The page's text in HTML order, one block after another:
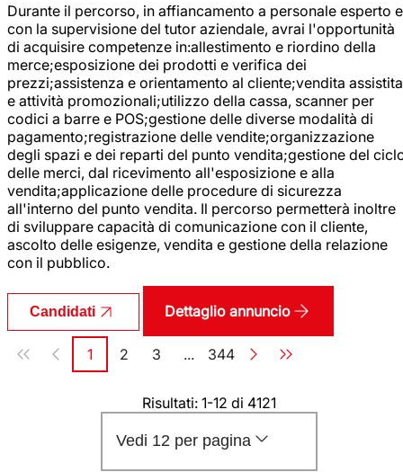
Durante il percorso, in affiancamento a personale esperto e
con la supervisione del tutor aziendale, avrai l'opportunità
di acquisire competenze in:allestimento e riordino della
merce;esposizione dei prodotti e verifica dei
prezzi;assistenza e orientamento al cliente;vendita assistita
e attività promozionali;utilizzo della cassa, scanner per
codici a barre e POS;gestione delle diverse modalità di
pagamento;registrazione delle vendite;organizzazione
degli spazi e dei reparti del punto vendita;gestione del
delle merci, dal ricevimento all'esposizione e alla
vendita;applicazione delle procedure di sicurezza
all'interno del punto vendita. Il percorso permetterà inoltre
di sviluppare capacità di comunicazione con il cliente,
ascolto delle esigenze, vendita e gestione della relazione
con il pubblico.
Candidati Dettaglio annuncio
Paginazione
Pagina
1 Pagina
2 Pagina
3 ... Pagina
344
Risultati: 1-12 di 4121
Vedi 12 per pagina